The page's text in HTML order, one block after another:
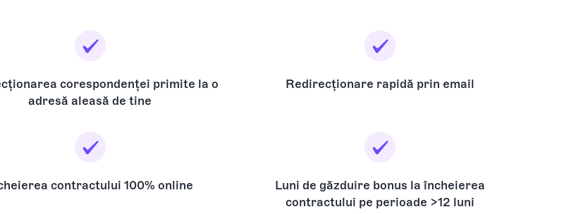
corespondenței primite la o
adresă aleasă de tine
Redirecționare rapidă prin email
contractului 100% online
Luni de găzduire bonus la încheierea
contractului pe perioade >12 luni